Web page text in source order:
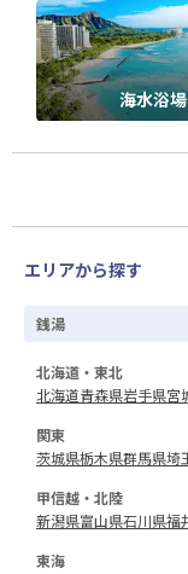
海水浴場
エリアから探す
銭湯
北海道・東北
北海道青森県岩手県宮
関東
茨城県栃木県群馬県埼
甲信越・北陸
新潟県富山県石川県福
東海